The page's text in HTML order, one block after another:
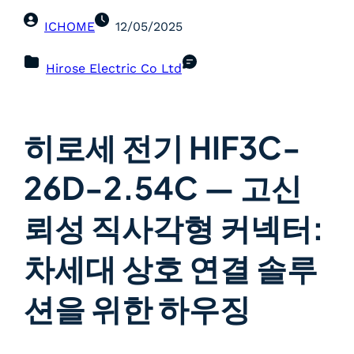
ICHOME 12/05/2025
Hirose Electric Co Ltd
히로세 전기 HIF3C-
26D-2.54C — 고신
뢰성 직사각형 커넥터:
차세대 상호 연결 솔루
션을 위한 하우징